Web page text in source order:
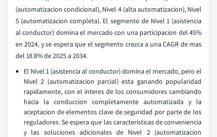
(automatizacion condicional), Nivel 4 (alta automatizacion), Nivel
5 (automatizacion completa). El segmento de Nivel 1 (asistencia
al conductor) domina el mercado con una participacion del 45%
en 2024, y se espera que el segmento crezca a una CAGR de mas
del 18.8% de 2025 a 2034.
El Nivel 1 (asistencia al conductor) domina el mercado, pero el
Nivel 2 (automatizacion parcial) esta ganando popularidad
rapidamente, con el interes de los consumidores cambiando
hacia la conduccion completamente automatizada y la
aceptacion de elementos clave de seguridad por parte de los
reguladores. Se espera que las caracteristicas de conveniencia
y las soluciones adicionales de Nivel 2 (automatizacion